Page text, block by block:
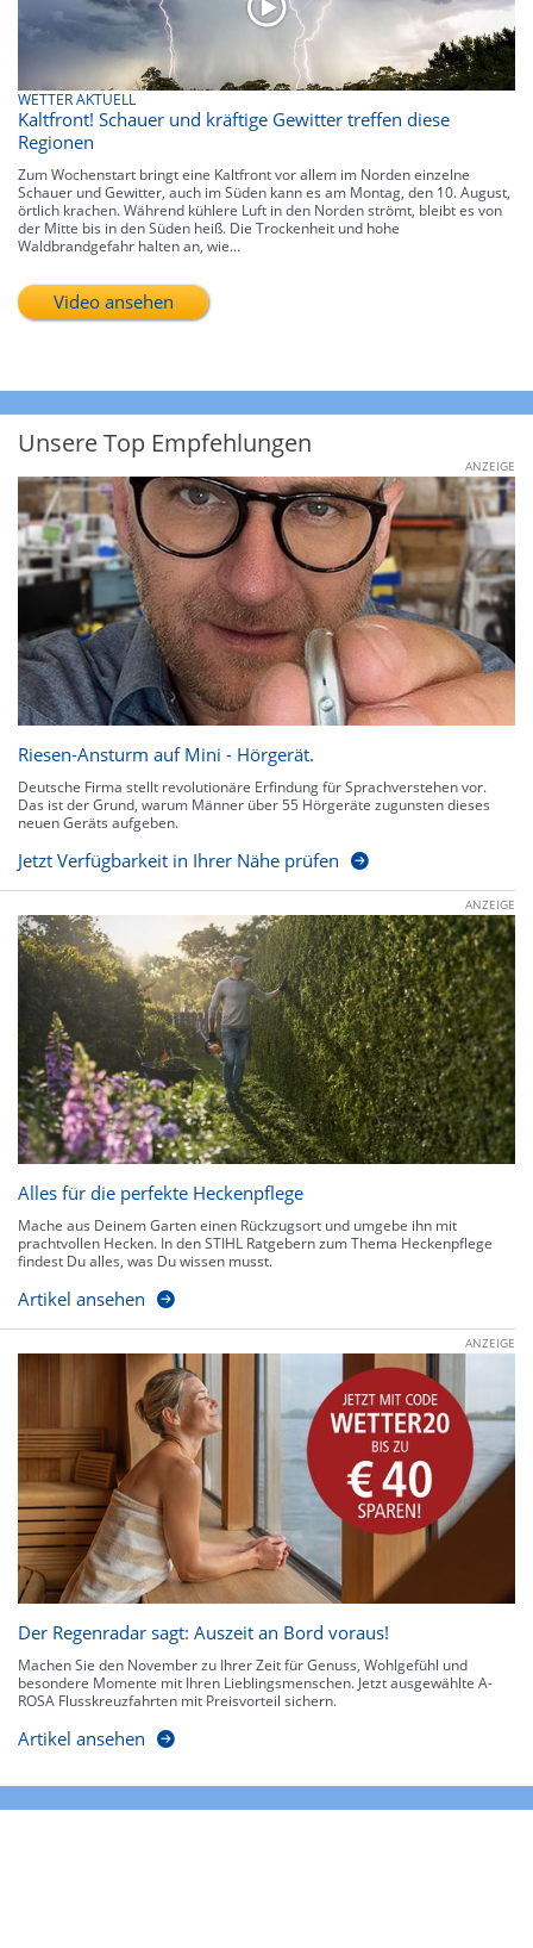
WETTER AKTUELL
Kaltfront! Schauer und kräftige Gewitter treffen diese
Regionen
Zum Wochenstart bringt eine Kaltfront vor allem im Norden einzelne
Schauer und Gewitter, auch im Süden kann es am Montag, den 10. August,
örtlich krachen. Während kühlere Luft in den Norden strömt, bleibt es von
der Mitte bis in den Süden heiß. Die Trockenheit und hohe
Waldbrandgefahr halten an, wie...
Video ansehen
Unsere Top Empfehlungen
ANZEIGE
Riesen-Ansturm auf Mini - Hörgerät.
Deutsche Firma stellt revolutionäre Erfindung für Sprachverstehen vor.
Das ist der Grund, warum Männer über 55 Hörgeräte zugunsten dieses
neuen Geräts aufgeben.
Jetzt Verfügbarkeit in Ihrer Nähe prüfen
ANZEIGE
Alles für die perfekte Heckenpflege
Mache aus Deinem Garten einen Rückzugsort und umgebe ihn mit
prachtvollen Hecken. In den STIHL Ratgebern zum Thema Heckenpflege
findest Du alles, was Du wissen musst.
Artikel ansehen
ANZEIGE
Der Regenradar sagt: Auszeit an Bord voraus!
Machen Sie den November zu Ihrer Zeit für Genuss, Wohlgefühl und
besondere Momente mit Ihren Lieblingsmenschen. Jetzt ausgewählte A-
ROSA Flusskreuzfahrten mit Preisvorteil sichern.
Artikel ansehen